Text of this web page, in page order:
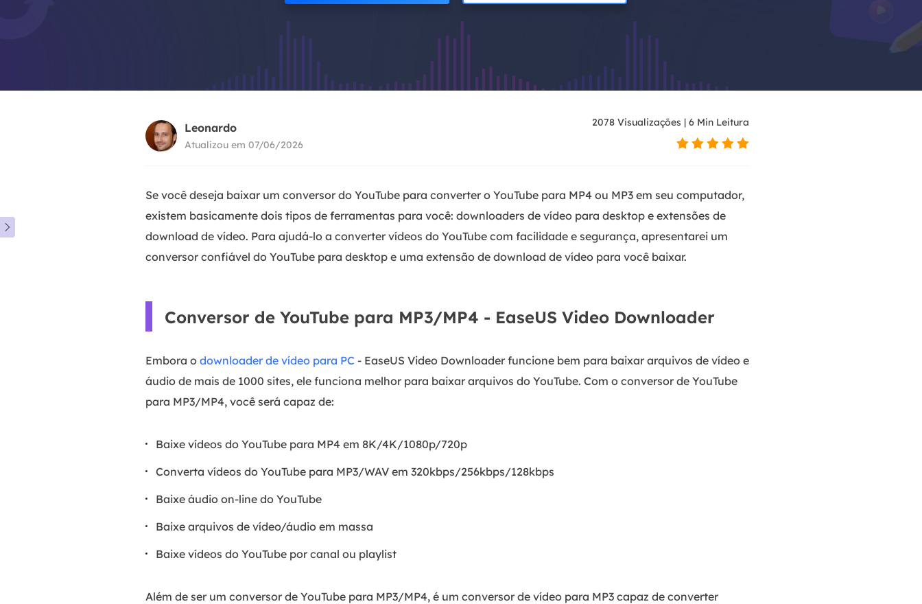

Leonardo
Atualizou em 07/06/2026
2078 Visualizações | 6 Min Leitura
Se você deseja baixar um conversor do YouTube para converter o YouTube para MP4 ou MP3 em seu computador,
existem basicamente dois tipos de ferramentas para você: downloaders de vídeo para desktop e extensões de
download de vídeo. Para ajudá-lo a converter vídeos do YouTube com facilidade e segurança, apresentarei um
conversor confiável do YouTube para desktop e uma extensão de download de vídeo para você baixar.
Conversor de YouTube para MP3/MP4 - EaseUS Video Downloader
Embora o downloader de vídeo para PC - EaseUS Video Downloader funcione bem para baixar arquivos de vídeo e
áudio de mais de 1000 sites, ele funciona melhor para baixar arquivos do YouTube. Com o conversor de YouTube
para MP3/MP4, você será capaz de:
Baixe vídeos do YouTube para MP4 em 8K/4K/1080p/720p
Converta vídeos do YouTube para MP3/WAV em 320kbps/256kbps/128kbps
Baixe áudio on-line do YouTube
Baixe arquivos de vídeo/áudio em massa
Baixe vídeos do YouTube por canal ou playlist
Além de ser um conversor de YouTube para MP3/MP4, é um conversor de vídeo para MP3 capaz de converter